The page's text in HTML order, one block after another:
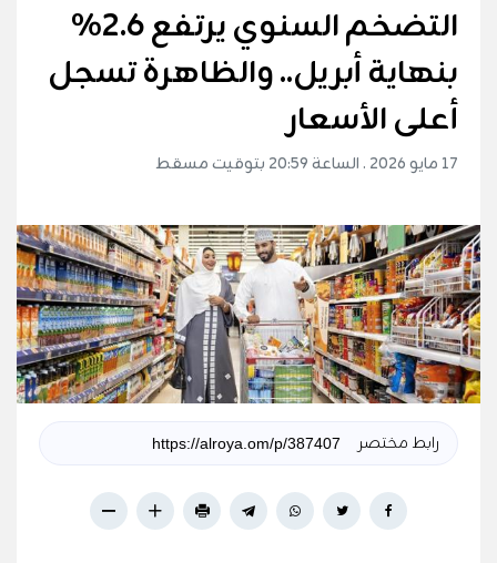
التضخم السنوي يرتفع 2.6%
بنهاية أبريل.. والظاهرة تسجل
أعلى الأسعار
17 مايو 2026 . الساعة 20:59 بتوقيت مسقط
رابط مختصر